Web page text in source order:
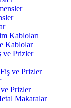
Kabloları
Kablolar
ve Prizler
ve Prizler
Prizler
Makaralar